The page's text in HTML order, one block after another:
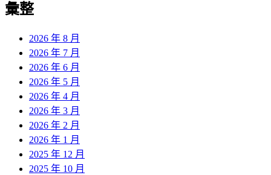
彙整
2026 年 8 月
2026 年 7 月
2026 年 6 月
2026 年 5 月
2026 年 4 月
2026 年 3 月
2026 年 2 月
2026 年 1 月
2025 年 12 月
2025 年 10 月